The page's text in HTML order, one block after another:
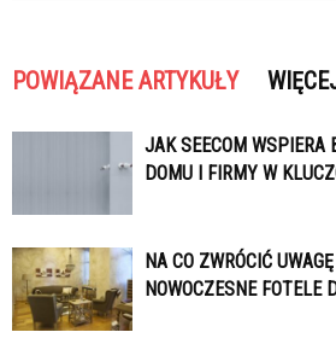
POWIĄZANE ARTYKUŁY
JAK SEECOM WSPIERA
DOMU I FIRMY W
NA CO ZWRÓCIĆ
NOWOCZESNE FOTELE